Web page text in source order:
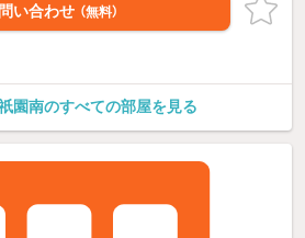
い合わせ （無料）
園南のすべての部屋を見る